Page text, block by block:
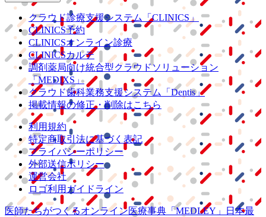
クラウド診療支援システム
「CLINICS」
CLINICS予約
CLINICSオンライン診療
CLINICSカルテ
調剤薬局向け統合型クラウドソリューション
「MEDIXS」
クラウド歯科業務支援システム
「Dentis」
掲載情報の修正・削除はこちら
利用規約
特定商取引法に基づく表記
プライバシーポリシー
外部送信ポリシー
運営会社
ロゴ利用ガイドライン
医師たちがつくるオンライン医療事典 「MEDLEY」
日本最